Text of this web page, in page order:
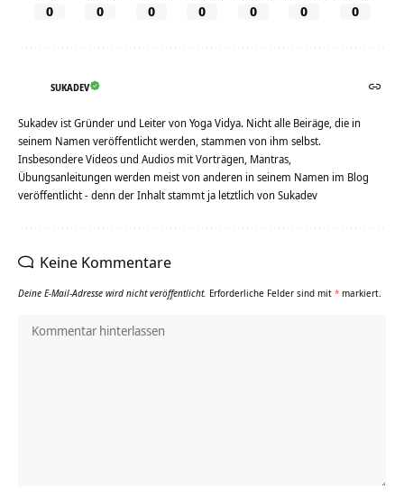
0 0 0 0 0 0 0
SUKADEV
Sukadev ist Gründer und Leiter von Yoga Vidya. Nicht alle Beiräge, die in
seinem Namen veröffentlicht werden, stammen von ihm selbst.
Insbesondere Videos und Audios mit Vorträgen, Mantras,
Übungsanleitungen werden meist von anderen in seinem Namen im Blog
veröffentlicht - denn der Inhalt stammt ja letztlich von Sukadev
Keine Kommentare
Deine E-Mail-Adresse wird nicht veröffentlicht. Erforderliche Felder sind mit * markiert.